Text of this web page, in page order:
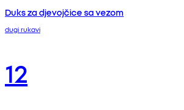
Duks za djevojčice sa vezom
dugi rukavi
12